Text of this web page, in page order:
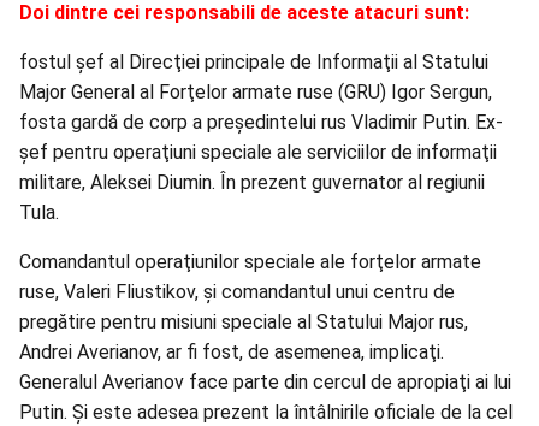
Doi dintre cei responsabili de aceste atacuri sunt:
fostul şef al Direcţiei principale de Informaţii al Statului
Major General al Forţelor armate ruse (GRU) Igor Sergun,
fosta gardă de corp a preşedintelui rus Vladimir Putin. Ex-
şef pentru operaţiuni speciale ale serviciilor de informaţii
militare, Aleksei Diumin. În prezent guvernator al regiunii
Tula.
Comandantul operaţiunilor speciale ale forţelor armate
ruse, Valeri Fliustikov, şi comandantul unui centru de
pregătire pentru misiuni speciale al Statului Major rus,
Andrei Averianov, ar fi fost, de asemenea, implicaţi.
Generalul Averianov face parte din cercul de apropiaţi ai lui
Putin. Şi este adesea prezent la întâlnirile oficiale de la cel